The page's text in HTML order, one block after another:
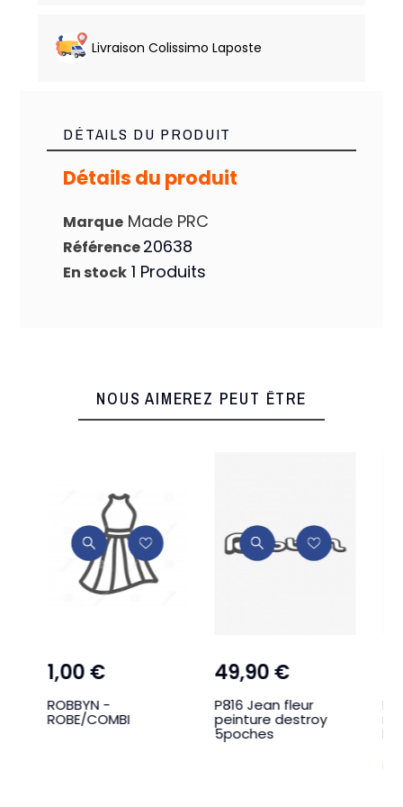
Livraison Colissimo Laposte
DÉTAILS DU PRODUIT
Détails du produit
Marque Made PRC
Référence20638
En stock 1 Produits
NOUS AIMEREZ PEUT ÊTRE
1,00 €
ROBBYN -
ROBE/COMBI
49,90 €
P816 Jean fleur
peinture destroy
5poches